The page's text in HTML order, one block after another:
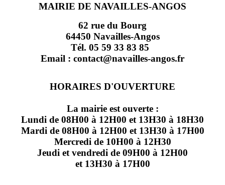
MAIRIE DE NAVAILLES-ANGOS
62 rue du Bourg
64450 Navailles-Angos
Tél. 05 59 33 83 85
Email : contact@navailles-angos.fr
HORAIRES D'OUVERTURE
La mairie est ouverte :
Lundi de 08H00 à 12H00 et 13H30 à 18H30
Mardi de 08H00 à 12H00 et 13H30 à 17H00
Mercredi de 10H00 à 12H30
Jeudi et vendredi de 09H00 à 12H00
et 13H30 à 17H00